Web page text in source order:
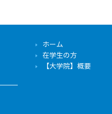
ホーム
在学生の方
【大学院】概要